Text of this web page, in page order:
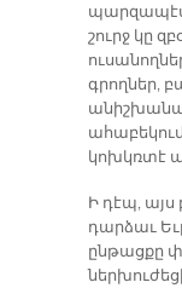
պարզապէս
շուրջ կը
գրողներ,
կոխկռտէ
Ի դէպ,
դարձաւ
ընթացքը